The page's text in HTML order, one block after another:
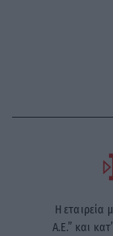
Η εταιρεία
A.E.” και